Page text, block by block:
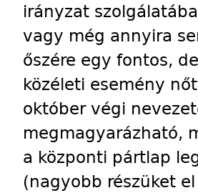
irányzat
vagy még annyira
őszére egy fontos,
közéleti esemény
október végi
megmagyarázható,
a központi pártlap
(nagyobb részüket